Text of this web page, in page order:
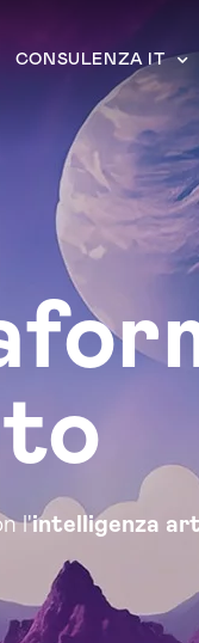
CONSULENZA IT
l'intelligenza